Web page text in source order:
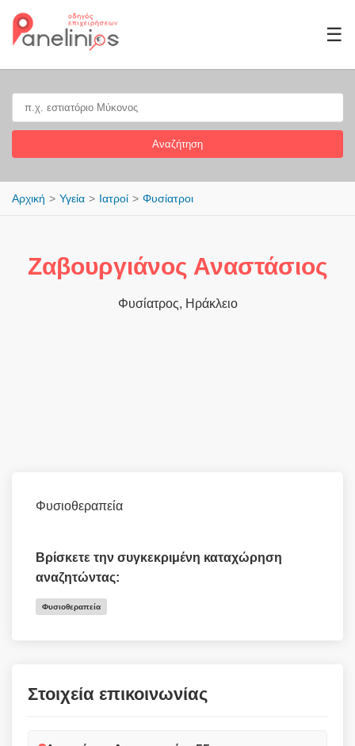
☰
Αναζήτηση
Αρχική Υγεία Ιατροί Φυσίατροι
Ζαβουργιάνος Αναστάσιος
Φυσίατρος, Ηράκλειο
Φυσιοθεραπεία
Βρίσκετε την συγκεκριμένη καταχώρηση
αναζητώντας:
Φυσιοθεραπεία
Στοιχεία επικοινωνίας